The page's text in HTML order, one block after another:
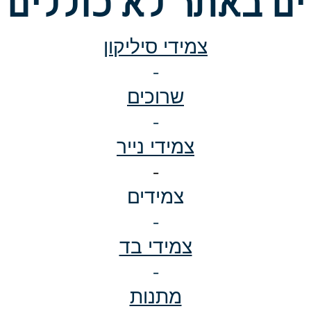
צמידי סיליקון
-
שרוכים
-
צמידי נייר
-
צמידים
-
צמידי בד
-
מתנות